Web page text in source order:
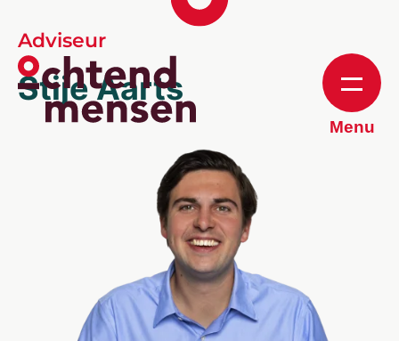
Menu
Adviseur
Stije Aarts